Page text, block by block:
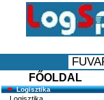
FŐOLDAL
Logisztika